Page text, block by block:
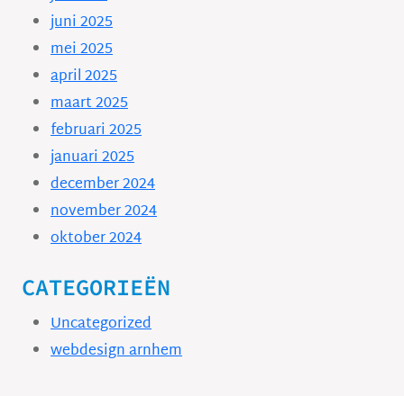
juni 2025
mei 2025
april 2025
maart 2025
februari 2025
januari 2025
december 2024
november 2024
oktober 2024
CATEGORIEËN
Uncategorized
webdesign arnhem